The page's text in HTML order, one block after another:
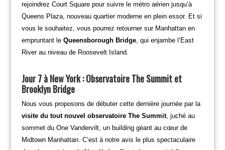
rejoindrez Court Square pour suivre le métro aérien jusqu’à
Queens Plaza, nouveau quartier moderne en plein essor. Et si
vous le souhaitez, vous pourrez retourner sur Manhattan en
empruntant le Queensborough Bridge, qui enjambe l’East
River au niveau de Roosevelt Island.
Jour 7 à New York : Observatoire The Summit et
Brooklyn Bridge
Nous vous proposons de débuter cette dernière journée par la
visite du tout nouvel observatoire The Summit, juché au
sommet du One Vandervilt, un building géant au cœur de
Midtown Manhattan. C’est à notre avis le plus spectaculaire